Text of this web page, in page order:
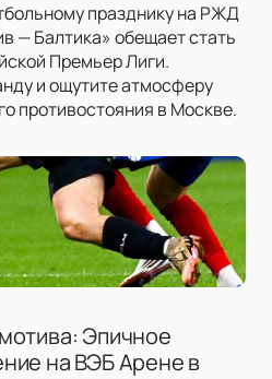
празднику на РЖД
— Балтика» обещает стать
Премьер Лиги.
и ощутите атмосферу
противостояния в Москве.
Эпичное
на ВЭБ Арене в